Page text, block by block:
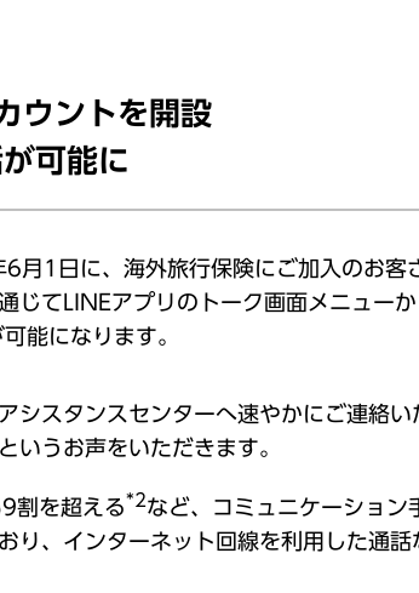
ウントを開設
可能に
1日に、海外旅行保険にご加入のお客
じてLINEアプリのトーク画面メニュー
能になります。
シスタンスセンターへ速やかにご連絡
いうお声をいただきます。
割を超える*2など、コミュニケーション
り、インターネット回線を利用した通